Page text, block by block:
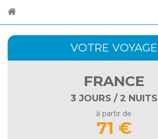
VOTRE VOYAGE
FRANCE
3 JOURS / 2 NUITS
à partir de
71 €